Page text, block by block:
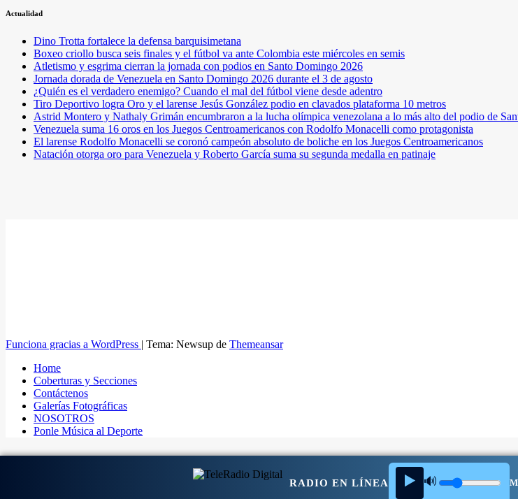
Actualidad
Dino Trotta fortalece la defensa barquisimetana
Boxeo criollo busca seis finales y el fútbol va ante Colombia este miércoles en semis
Atletismo y esgrima cierran la jornada con podios en Santo Domingo 2026
Jornada dorada de Venezuela en Santo Domingo 2026 durante el 3 de agosto
¿Quién es el verdadero enemigo? Cuando el mal del fútbol viene desde adentro
Tiro Deportivo logra Oro y el larense Jesús González podio en clavados plataforma 10 metros
Astrid Montero y Nathaly Grimán encumbraron a la lucha olímpica venezolana a lo más alto del podio de
Venezuela suma 16 oros en los Juegos Centroamericanos con Rodolfo Monacelli como protagonista
El larense Rodolfo Monacelli se coronó campeón absoluto de boliche en los Juegos Centroamericanos
Natación otorga oro para Venezuela y Roberto García suma su segunda medalla en patinaje
RADIO EN LÍNEA ▶️ 🔊
Funciona gracias a WordPress | Tema: Newsup de Themeansar
Home
Coberturas y Secciones
Contáctenos
Galerías Fotográficas
NOSOTROS
Ponle Música al Deporte